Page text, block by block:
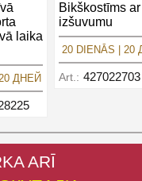
laika
ДНЕЙ
Bikškostīms ar
izšuvumu
20 DIENĀS | 20
Art.: 427022703
ARĪ